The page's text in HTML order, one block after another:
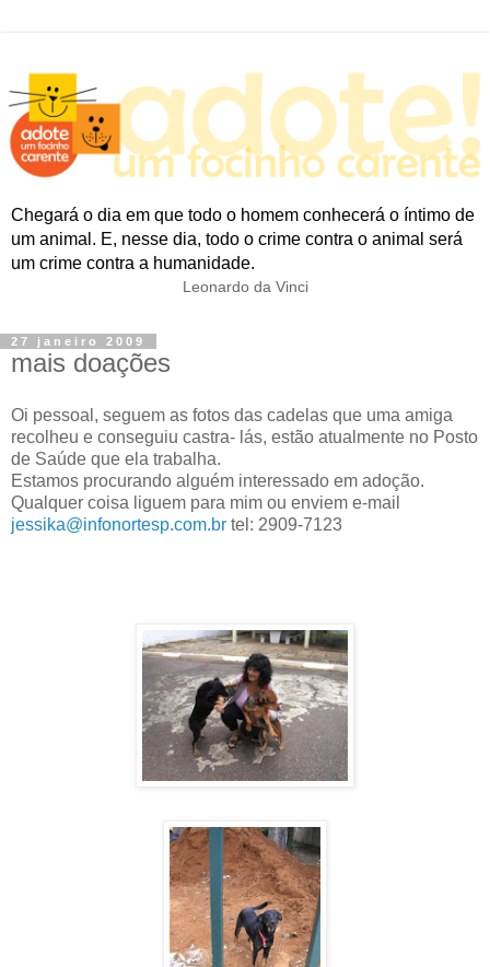
Chegará o dia em que todo o homem conhecerá o íntimo de
um animal. E, nesse dia, todo o crime contra o animal será
um crime contra a humanidade.
Leonardo da Vinci
27 janeiro 2009
mais doações
Oi pessoal, seguem as fotos das cadelas que uma amiga
recolheu e conseguiu castra- lás, estão atualmente no Posto
de Saúde que ela trabalha.
Estamos procurando alguém interessado em adoção.
Qualquer coisa liguem para mim ou enviem e-mail
jessika@infonortesp.com.br tel: 2909-7123